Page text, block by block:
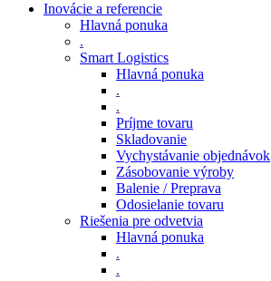
Inovácie a referencie
Hlavná ponuka
.
Smart Logistics
Hlavná ponuka
.
.
Príjme tovaru
Skladovanie
Vychystávanie objednávok
Zásobovanie výroby
Balenie / Preprava
Odosielanie tovaru
Riešenia pre odvetvia
Hlavná ponuka
.
.